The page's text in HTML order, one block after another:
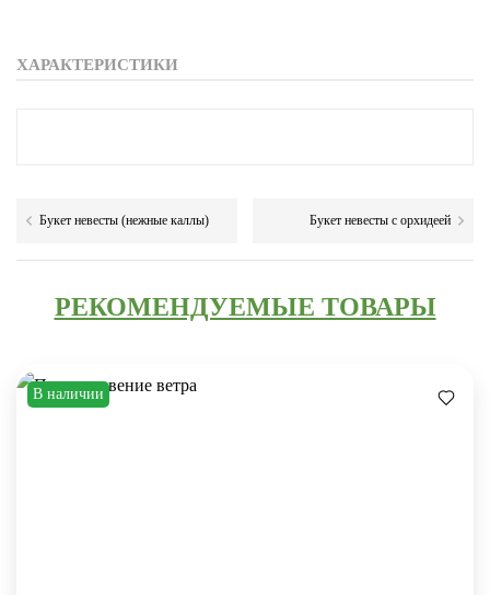
ХАРАКТЕРИСТИКИ
Букет невесты (нежные каллы) Букет невесты с орхидеей
РЕКОМЕНДУЕМЫЕ ТОВАРЫ
В наличии